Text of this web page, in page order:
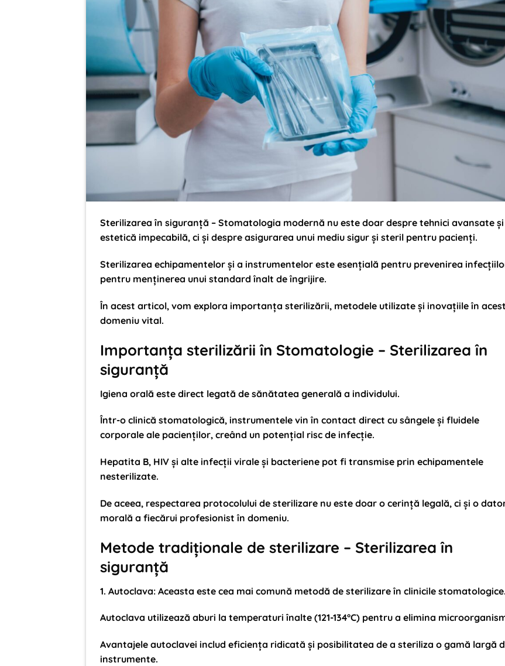
Sterilizarea în siguranță – Stomatologia modernă nu este doar despre tehnici avansate și
estetică impecabilă, ci și despre asigurarea unui mediu sigur și steril pentru pacienți.
Sterilizarea echipamentelor și a instrumentelor este esențială pentru prevenirea
pentru menținerea unui standard înalt de îngrijire.
În acest articol, vom explora importanța sterilizării, metodele utilizate și inovațiile în acest
domeniu vital.
Importanța sterilizării în Stomatologie – Sterilizarea în
siguranță
Igiena orală este direct legată de sănătatea generală a individului.
Într-o clinică stomatologică, instrumentele vin în contact direct cu sângele și fluidele
corporale ale pacienților, creând un potențial risc de infecție.
Hepatita B, HIV și alte infecții virale și bacteriene pot fi transmise prin echipamentele
nesterilizate.
De aceea, respectarea protocolului de sterilizare nu este doar o cerință legală, ci și o
morală a fiecărui profesionist în domeniu.
Metode tradiționale de sterilizare – Sterilizarea în
siguranță
1. Autoclava: Aceasta este cea mai comună metodă de sterilizare în clinicile stomatologice.
Autoclava utilizează aburi la temperaturi înalte (121-134°C) pentru a elimina
Avantajele autoclavei includ eficiența ridicată și posibilitatea de a steriliza o gamă largă
instrumente.